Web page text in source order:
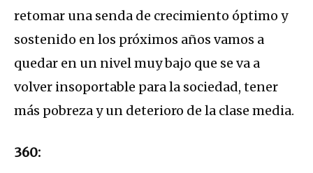
retomar una senda de crecimiento óptimo y
sostenido en los próximos años vamos a
quedar en un nivel muy bajo que se va a
volver insoportable para la sociedad, tener
más pobreza y un deterioro de la clase media.
360: